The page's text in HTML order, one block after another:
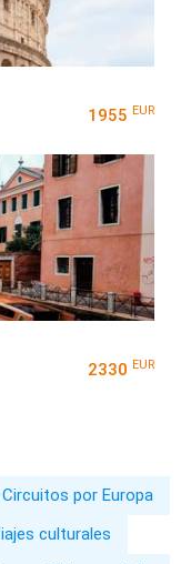
1955 EUR
2330 EUR
por Europa
culturales